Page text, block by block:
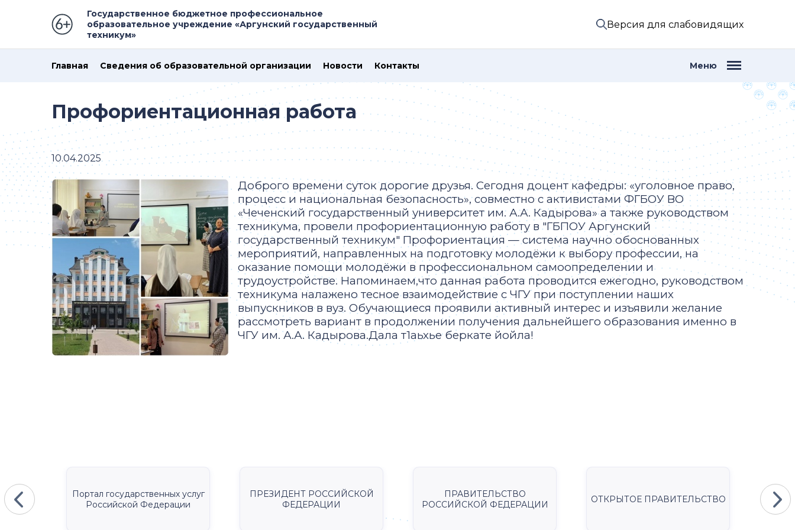
Государственное бюджетное профессиональное
образовательное учреждение «Аргунский государственный
техникум»
Версия для слабовидящих
Главная Сведения об образовательной организации Новости Контакты Меню
Профориентационная работа
10.04.2025
Доброго времени суток дорогие друзья. Сегодня доцент кафедры: «уголовное право,
процесс и национальная безопасность», совместно с активистами ФГБОУ ВО
«Чеченский государственный университет им. А.А. Кадырова» а также руководством
техникума, провели профориентационную работу в "ГБПОУ Аргунский
государственный техникум" Профориентация — система научно обоснованных
мероприятий, направленных на подготовку молодёжи к выбору профессии, на
оказание помощи молодёжи в профессиональном самоопределении и
трудоустройстве. Напоминаем,что данная работа проводится ежегодно, руководством
техникума налажено тесное взаимодействие с ЧГУ при поступлении наших
выпускников в вуз. Обучающиеся проявили активный интерес и изъявили желание
рассмотреть вариант в продолжении получения дальнейшего образования именно в
ЧГУ им. А.А. Кадырова.Дала т1аьхье беркате йойла!
Портал государственных услуг
Российской Федерации
ПРЕЗИДЕНТ РОССИЙСКОЙ
ФЕДЕРАЦИИ
ПРАВИТЕЛЬСТВО
РОССИЙСКОЙ ФЕДЕРАЦИИ
ОТКРЫТОЕ ПРАВИТЕЛЬСТВО